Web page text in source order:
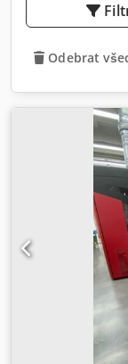
Odebrat